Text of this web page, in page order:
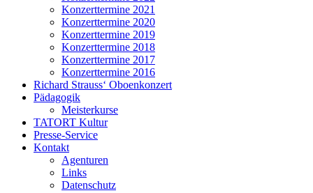
Konzerttermine 2021
Konzerttermine 2020
Konzerttermine 2019
Konzerttermine 2018
Konzerttermine 2017
Konzerttermine 2016
Richard Strauss‘ Oboenkonzert
Pädagogik
Meisterkurse
TATORT Kultur
Presse-Service
Kontakt
Agenturen
Links
Datenschutz